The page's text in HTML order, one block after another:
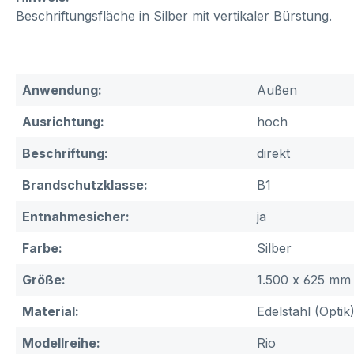
Beschriftungsfläche in Silber mit vertikaler Bürstung.
Anwendung:
Außen
Ausrichtung:
hoch
Beschriftung:
direkt
Brandschutzklasse:
B1
Entnahmesicher:
ja
Farbe:
Silber
Größe:
1.500 x 625
Material:
Edelstahl (Optik)
Modellreihe:
Rio